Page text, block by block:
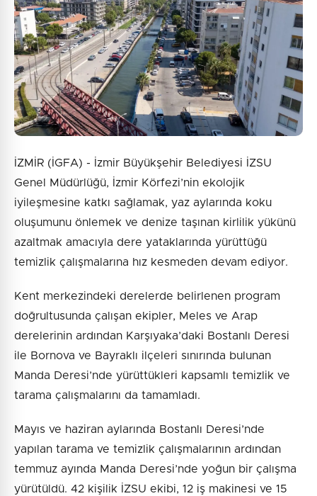
İZMİR (İGFA) - İzmir Büyükşehir Belediyesi İZSU
Genel Müdürlüğü, İzmir Körfezi’nin ekolojik
iyileşmesine katkı sağlamak, yaz aylarında koku
oluşumunu önlemek ve denize taşınan kirlilik yükünü
azaltmak amacıyla dere yataklarında yürüttüğü
temizlik çalışmalarına hız kesmeden devam ediyor.
Kent merkezindeki derelerde belirlenen program
doğrultusunda çalışan ekipler, Meles ve Arap
derelerinin ardından Karşıyaka’daki Bostanlı Deresi
ile Bornova ve Bayraklı ilçeleri sınırında bulunan
Manda Deresi’nde yürüttükleri kapsamlı temizlik ve
tarama çalışmalarını da tamamladı.
Mayıs ve haziran aylarında Bostanlı Deresi’nde
yapılan tarama ve temizlik çalışmalarının ardından
temmuz ayında Manda Deresi’nde yoğun bir çalışma
yürütüldü. 42 kişilik İZSU ekibi, 12 iş makinesi ve 15